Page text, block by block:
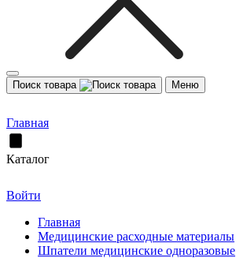
Поиск товара Меню
Главная
Каталог
Войти
Главная
Медицинские расходные материалы
Шпатели медицинские одноразовые